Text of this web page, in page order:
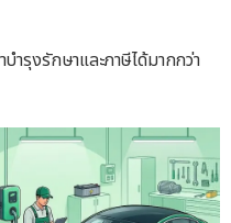
ำรุงรักษาและภาษีได้มากกว่า